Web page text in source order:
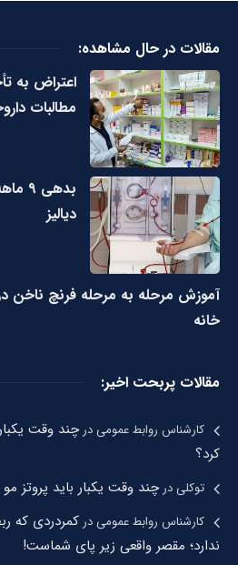
مقالات در حال مشاهده:
اعتراض به
مطالبات
دیالیز
آموزش مرحله به مرحله فرنچ ناخن
خانه
مقالات پربحت اخیر:
کارشناس روابط عمومیدرچند وقت
کرد؟
توکلیدرچند وقت یکبار باید پروتز
کارشناس روابط عمومیدر کمردردی که
ندارد؛ مقصر واقعی زیر پای شماست!